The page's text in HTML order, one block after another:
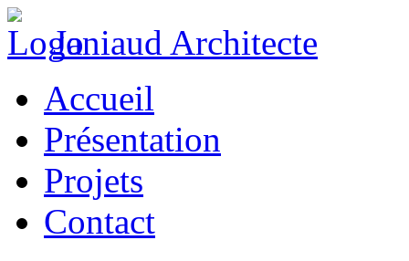
Janiaud Architecte
Accueil
Présentation
Projets
Contact